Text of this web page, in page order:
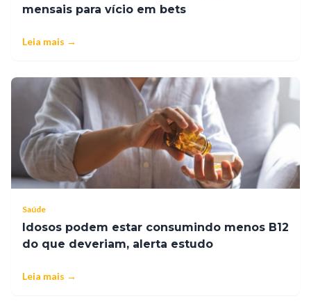
mensais para vício em bets
Leia mais →
Saúde
Idosos podem estar consumindo menos B12
do que deveriam, alerta estudo
Leia mais →